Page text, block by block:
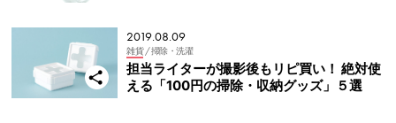
2019.08.09
雑貨 / 掃除・洗濯
担当ライターが撮影後もリピ買い！ 絶対使
える「100円の掃除・収納グッズ」５選